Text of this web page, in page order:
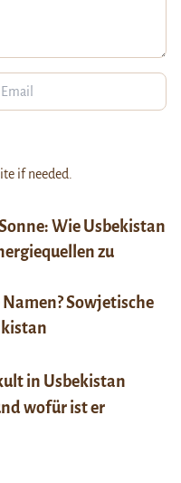
Wie Usbekistan
zu
Sowjetische
in Usbekistan
wofür ist er
if needed.